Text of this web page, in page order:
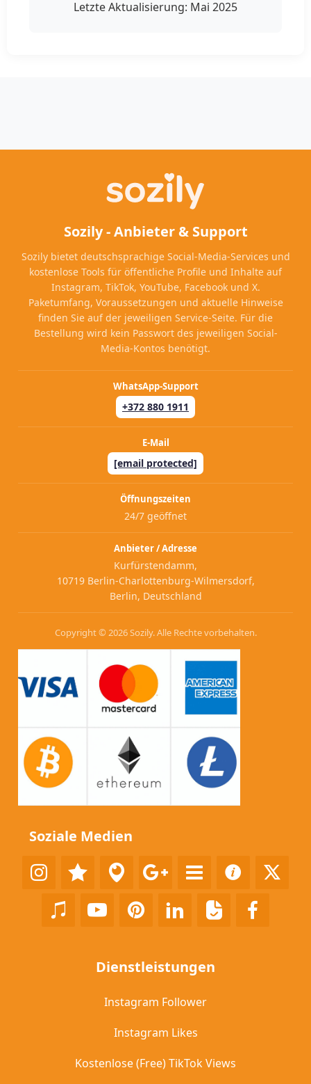
Letzte Aktualisierung: Mai 2025
Sozily - Anbieter & Support
Sozily bietet deutschsprachige Social-Media-Services und
kostenlose Tools für öffentliche Profile und Inhalte auf
Instagram, TikTok, YouTube, Facebook und X.
Paketumfang, Voraussetzungen und aktuelle Hinweise
finden Sie auf der jeweiligen Service-Seite. Für die
Bestellung wird kein Passwort des jeweiligen Social-
Media-Kontos benötigt.
WhatsApp-Support
+372 880 1911
E-Mail
[email protected]
Öffnungszeiten
24/7 geöffnet
Anbieter / Adresse
Kurfürstendamm,
10719 Berlin-Charlottenburg-Wilmersdorf,
Berlin, Deutschland
Copyright © 2026 Sozily. Alle Rechte vorbehalten.
Soziale Medien
Dienstleistungen
Instagram Follower
Instagram Likes
Kostenlose (Free) TikTok Views